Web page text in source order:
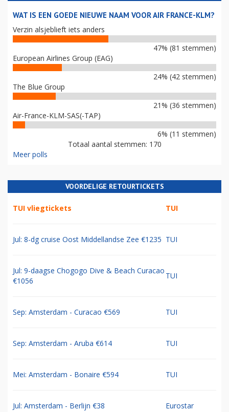
WAT IS EEN GOEDE NIEUWE NAAM VOOR AIR FRANCE-KLM?
Verzin alsjeblieft iets anders
47% (81 stemmen)
European Airlines Group (EAG)
24% (42 stemmen)
The Blue Group
21% (36 stemmen)
Air-France-KLM-SAS(-TAP)
6% (11 stemmen)
Totaal aantal stemmen: 170
Meer polls
VOORDELIGE RETOURTICKETS
TUI vliegtickets TUI
Jul: 8-dg cruise Oost Middellandse Zee €1235 TUI
Jul: 9-daagse Chogogo Dive & Beach Curacao
€1056
TUI
Sep: Amsterdam - Curacao €569 TUI
Sep: Amsterdam - Aruba €614 TUI
Mei: Amsterdam - Bonaire €594 TUI
Jul: Amsterdam - Berlijn €38 Eurostar